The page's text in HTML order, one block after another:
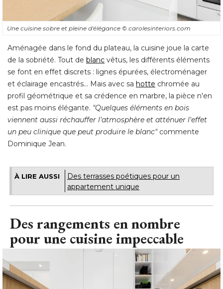
Une cuisine sobre et pleine d'élégance © carolesinteriors.com
Aménagée dans le fond du plateau, la cuisine joue la carte
de la sobriété. Tout de blanc vêtus, les différents éléments
se font en effet discrets : lignes épurées, électroménager
et éclairage encastrés... Mais avec sa hotte chromée au
profil géométrique et sa crédence en marbre, la pièce n'en
est pas moins élégante. "Quelques éléments en bois
viennent aussi réchauffer l'atmosphère et atténuer l'effet
un peu clinique que peut produire le blanc"commente
Dominique Jean.
À LIRE AUSSI
Des terrasses poétiques pour un
appartement unique
Des rangements en nombre
pour une cuisine impeccable